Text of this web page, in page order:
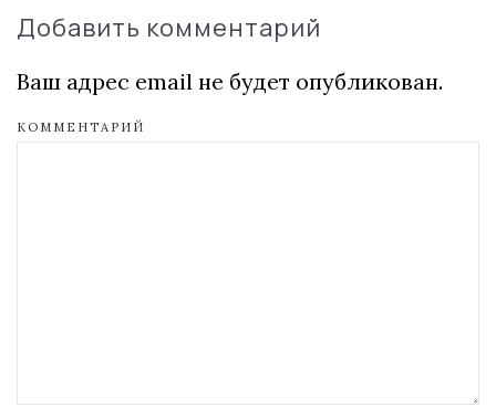
Добавить комментарий
Ваш адрес email не будет опубликован.
КОММЕНТАРИЙ